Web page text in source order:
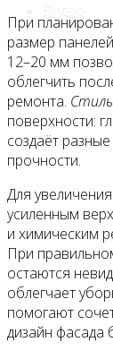
При
размер
12–20 мм
облегчить
ремонта. Стиль
поверхности:
создаёт
прочности.
Для
усиленным
и химическим
При
остаются
облегчает
помогают
дизайн фасада